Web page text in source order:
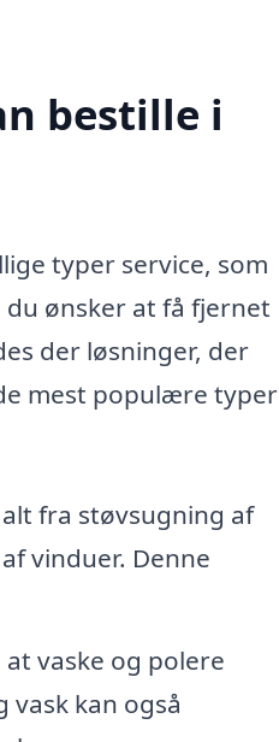
bestille i
typer service, som
ønsker at få fjernet
der løsninger, der
mest populære typer
fra støvsugning af
vinduer. Denne
vaske og polere
vask kan også